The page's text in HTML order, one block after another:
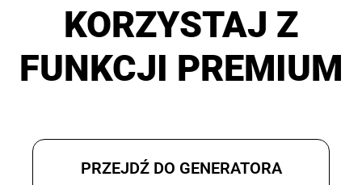
KORZYSTAJ Z
FUNKCJI PREMIUM
PRZEJDŹ DO GENERATORA